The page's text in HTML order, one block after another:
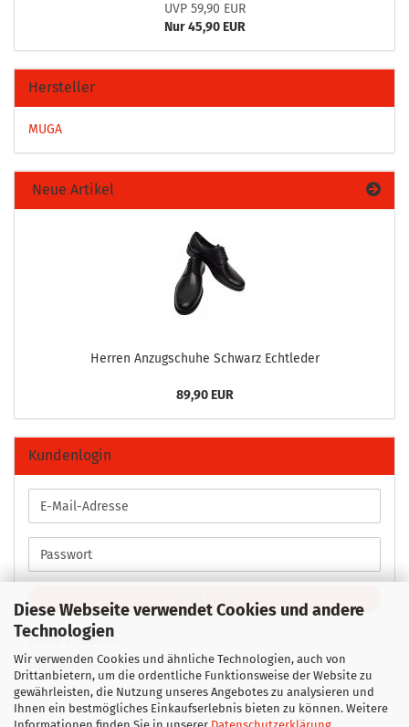
Diese Webseite verwendet Cookies und andere
Technologien
Wir verwenden Cookies und ähnliche Technologien, auch von
Drittanbietern, um die ordentliche Funktionsweise der Website zu
gewährleisten, die Nutzung unseres Angebotes zu analysieren und
Ihnen ein bestmögliches Einkaufserlebnis bieten zu können. Weitere
Informationen finden Sie in unserer Datenschutzerklärung
UVP 59,90 EUR
Nur 45,90 EUR
Hersteller
MUGA
Neue Artikel
Her­ren An­zug­schu­he Schwarz Echt­le­der
89,90 EUR
Kundenlogin
E-
Mail-
Adresse
Passwort
Konto erstellen
Passwort vergessen?